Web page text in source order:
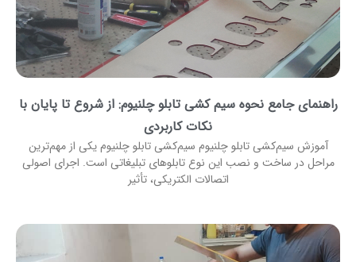
راهنمای جامع نحوه سیم کشی تابلو چلنیوم: از شروع تا پایان با
نکات کاربردی
آموزش سیم‌کشی تابلو چلنیوم سیم‌کشی تابلو چلنیوم یکی از مهم‌ترین
مراحل در ساخت و نصب این نوع تابلوهای تبلیغاتی است. اجرای اصولی
اتصالات الکتریکی، تأثیر